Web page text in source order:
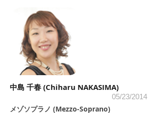
中島 千春 (Chiharu NAKASIMA)
05/23/2014
メゾソプラノ (Mezzo-Soprano)